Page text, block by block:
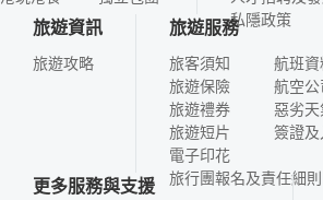
私隱政策
旅遊資訊
旅遊攻略
旅遊服務
旅客須知
旅遊保險
旅遊禮券
旅遊短片
電子印花
航班
航空
惡劣
簽證
旅行團報名及責任細則
更多服務與支援